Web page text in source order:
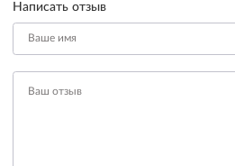
Написать отзыв